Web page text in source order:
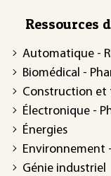
Ressources
Automatique -
Biomédical -
Construction et
Électronique -
Énergies
Environnement
Génie industriel